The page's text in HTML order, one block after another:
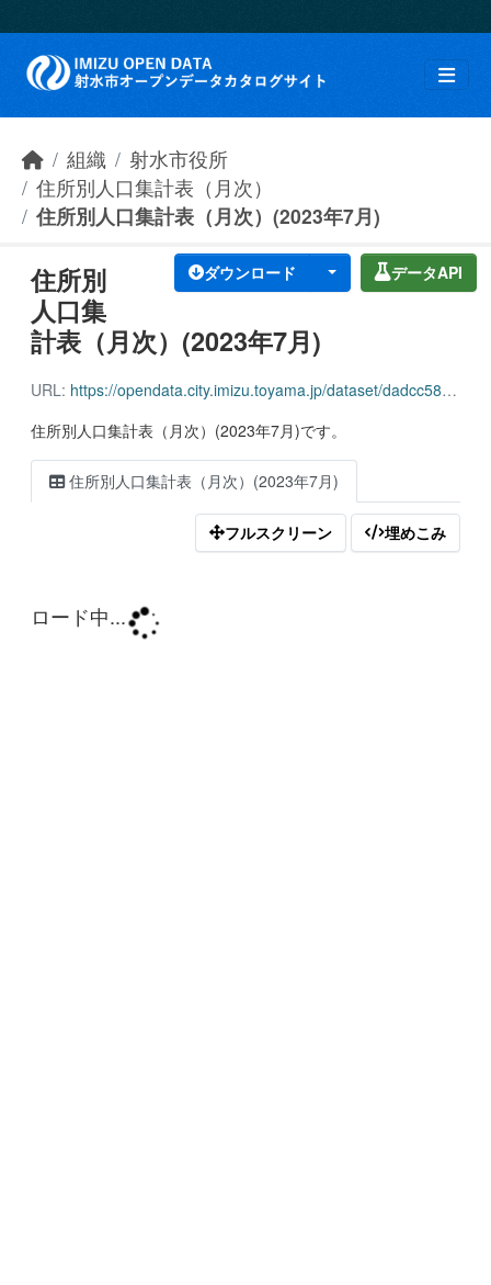
組織
射水市役所
住所別人口集計表（月次）
住所別人口集計表（月次）(2023年7月)
ダウンロード データAPI
住所別
人口集
計表（月次）(2023年7月)
URL: https://opendata.city.imizu.toyama.jp/dataset/dadcc58b-d4fb-4eae-9c30-612a41b08c0b/resource/df76c9da-be71-4ace-a51b-f52f965e778a/download/162116_adress_population_all_202307.csv
住所別人口集計表（月次）(2023年7月)です。
住所別人口集計表（月次）(2023年7月)
フルスクリーン 埋めこみ